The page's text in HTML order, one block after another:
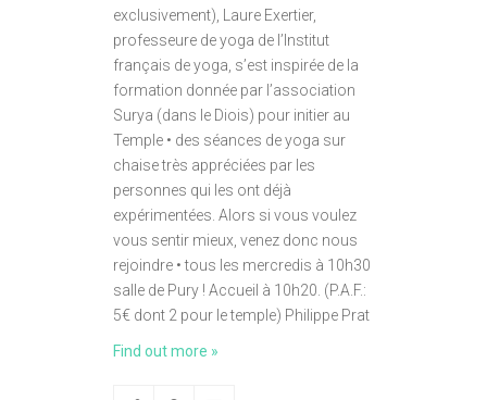
exclusivement), Laure Exertier,
professeure de yoga de l’Institut
français de yoga, s’est inspirée de la
formation donnée par l’association
Surya (dans le Diois) pour initier au
Temple • des séances de yoga sur
chaise très appréciées par les
personnes qui les ont déjà
expérimentées. Alors si vous voulez
vous sentir mieux, venez donc nous
rejoindre • tous les mercredis à 10h30
salle de Pury ! Accueil à 10h20. (P.A.F.:
5€ dont 2 pour le temple) Philippe Prat
Find out more »